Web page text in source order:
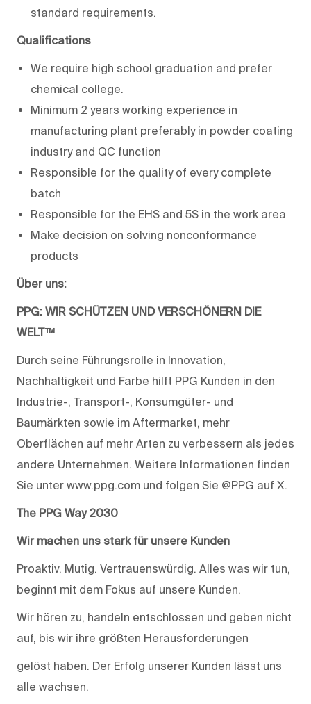
standard requirements.
Qualifications
We require high school graduation and prefer
chemical college.
Minimum 2 years working experience in
manufacturing plant preferably in powder coating
industry and QC function
Responsible for the quality of every complete
batch
Responsible for the EHS and 5S in the work area
Make decision on solving nonconformance
products
Über uns:
PPG: WIR SCHÜTZEN UND VERSCHÖNERN DIE
WELT™
Durch seine Führungsrolle in Innovation,
Nachhaltigkeit und Farbe hilft PPG Kunden in den
Industrie-, Transport-, Konsumgüter- und
Baumärkten sowie im Aftermarket, mehr
Oberflächen auf mehr Arten zu verbessern als jedes
andere Unternehmen. Weitere Informationen finden
Sie unter www.ppg.com und folgen Sie @PPG auf X.
The PPG Way 2030
Wir machen uns stark für unsere Kunden
Proaktiv. Mutig. Vertrauenswürdig. Alles was wir tun,
beginnt mit dem Fokus auf unsere Kunden.
Wir hören zu, handeln entschlossen und geben nicht
auf, bis wir ihre größten Herausforderungen
gelöst haben. Der Erfolg unserer Kunden lässt uns
alle wachsen.